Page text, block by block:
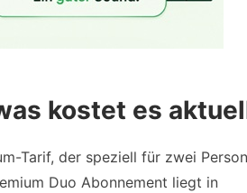
kostet es
Tarif, der speziell für zwei
Duo Abonnement liegt in